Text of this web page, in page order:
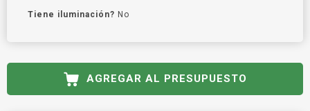
Tiene iluminación? No
AGREGAR AL PRESUPUESTO